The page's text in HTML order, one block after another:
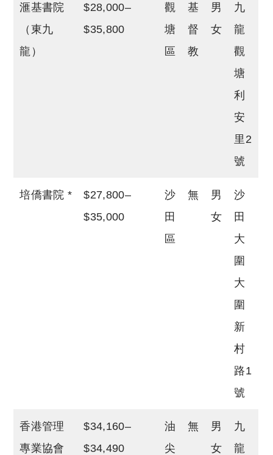
滙基書院
（東九
龍）
$28,000–
$35,800
觀
塘
區
基
督
教
男
女
九
龍
觀
塘
利
安
里2
號
培僑書院 *
$27,800–
$35,000
沙
田
區
無
男
女
沙
田
大
圍
大
圍
新
村
路1
號
香港管理
專業協會
$34,160–
$34,490
油
尖
無
男
女
九
龍